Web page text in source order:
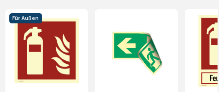
Für Außen